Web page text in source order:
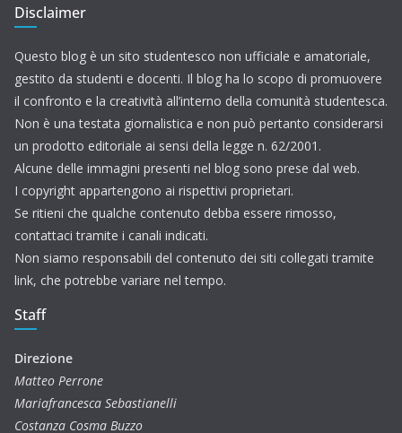
Disclaimer
Questo blog è un sito studentesco non ufficiale e amatoriale,
gestito da studenti e docenti. Il blog ha lo scopo di promuovere
il confronto e la creatività all’interno della comunità studentesca.
Non è una testata giornalistica e non può pertanto considerarsi
un prodotto editoriale ai sensi della legge n. 62/2001.
Alcune delle immagini presenti nel blog sono prese dal web.
I copyright appartengono ai rispettivi proprietari.
Se ritieni che qualche contenuto debba essere rimosso,
contattaci tramite i canali indicati.
Non siamo responsabili del contenuto dei siti collegati tramite
link, che potrebbe variare nel tempo.
Staff
Direzione
Matteo Perrone
Mariafrancesca Sebastianelli
Costanza Cosma Buzzo